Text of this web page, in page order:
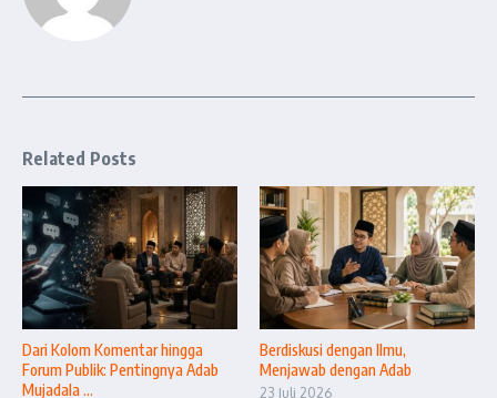
Related Posts
Dari Kolom Komentar hingga
Forum Publik: Pentingnya Adab
Mujadala ...
Berdiskusi dengan Ilmu,
Menjawab dengan Adab
23 Juli 2026